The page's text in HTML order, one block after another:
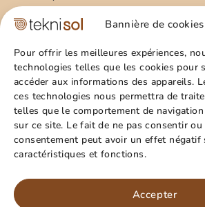
Bannière de cookies
Pour offrir les meilleures expériences,
technologies telles que les cookies pour
accéder aux informations des appareils.
ces technologies nous permettra de
telles que le comportement de
sur ce site. Le fait de ne pas consentir
consentement peut avoir un effet négatif
caractéristiques et fonctions.
Accepter
Paillasson – relief palmes
15,99€
Condition Général Utilisation
Site
Qui sommes nous ?
Guide pratique
Favoris